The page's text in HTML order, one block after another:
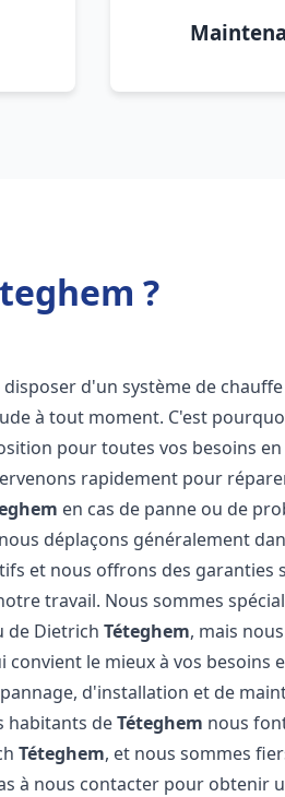
?
disposer d'un système de
à tout moment. C'est
pour toutes vos besoins
rapidement pour
en cas de panne ou de
déplaçons généralement
et nous offrons des garanties
travail. Nous sommes
de DietrichTéteghem, mais
le mieux à vos besoins
d'installation et de
habitants deTéteghem nous
Téteghem, et nous sommes
à nous contacter pour obtenir